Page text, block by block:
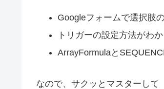
Googleフォームで選択肢
トリガーの設定方法がわ
ArrayFormulaと
なので、サクッとマスターして